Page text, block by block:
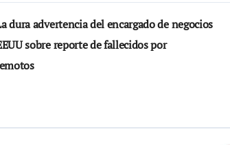
dura advertencia del encargado de negocios
sobre reporte de fallecidos por